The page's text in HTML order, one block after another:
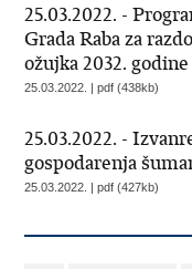
25.03.2022. -
Grada Raba za
ožujka 2032. godine
25.03.2022. | pdf (438kb)
25.03.2022. -
gospodarenja
25.03.2022. | pdf (427kb)